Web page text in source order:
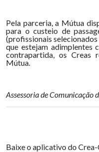
Pela parceria, a Mútua
para o custeio de
(profissionais
que estejam adimplentes
contrapartida, os Creas
Mútua.
Assessoria de Comunicação
Baixe o aplicativo do Crea-